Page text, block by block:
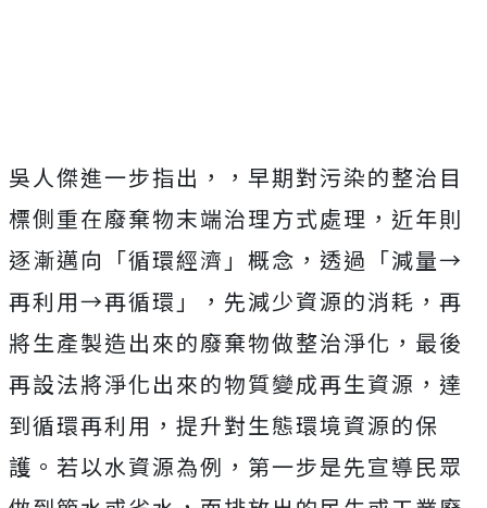
吳人傑進一步指出，，早期對污染的整治目
標側重在廢棄物末端治理方式處理，近年則
逐漸邁向「循環經濟」概念，透過「減量→
再利用→再循環」，先減少資源的消耗，再
將生產製造出來的廢棄物做整治淨化，最後
再設法將淨化出來的物質變成再生資源，達
到循環再利用，提升對生態環境資源的保
護。若以水資源為例，第一步是先宣導民眾